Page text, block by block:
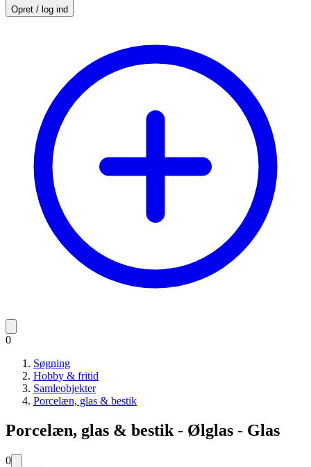
Opret / log ind
0
Søgning
Hobby & fritid
Samleobjekter
Porcelæn, glas & bestik
Porcelæn, glas & bestik - Ølglas - Glas
0